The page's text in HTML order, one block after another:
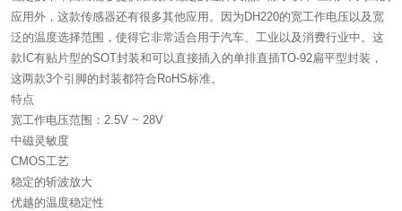
应用外，这款传感器还有很多其他应用。因为DH220的宽工作电压以及宽
泛的温度选择范围，使得它非常适合用于汽车、工业以及消费行业中。这
款IC有贴片型的SOT封装和可以直接插入的单排直插TO-92扁平型封装，
这两款3个引脚的封装都符合RoHS标准。
特点
宽工作电压范围：2.5V ~ 28V
中磁灵敏度
CMOS工艺
稳定的斩波放大
优越的温度稳定性